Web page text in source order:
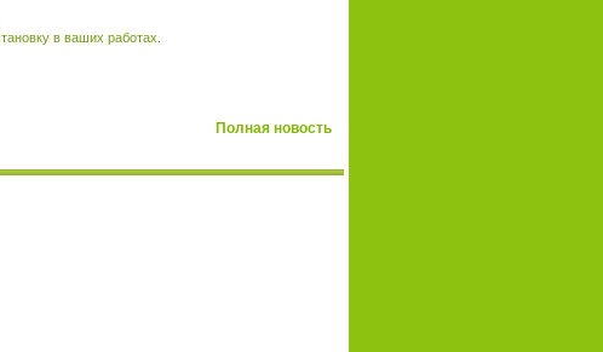
в ваших работах.
Полная новость